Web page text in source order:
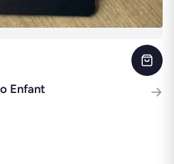
Enfant →